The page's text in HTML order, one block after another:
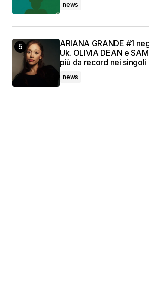
news
ARIANA GRANDE #1
Uk. OLIVIA DEAN e
più da record nei singoli
news